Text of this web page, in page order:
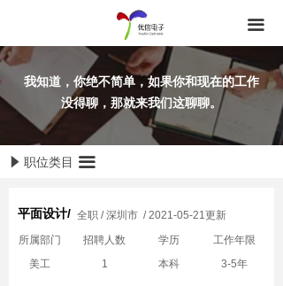
끀
我知道，你绝不简单，如果你和现在的工作
没得聊，那就来我们这聊聊。
념 职位类目 끀
平面设计/ 全职 / 深圳市 / 2021-05-21更新
所属部门
招聘人数 学历
工作年限
美工
1 本科
3-5年